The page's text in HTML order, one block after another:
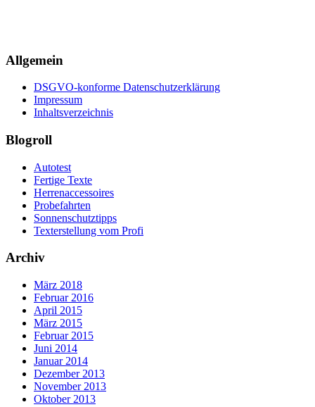
Allgemein
DSGVO-konforme Datenschutzerklärung
Impressum
Inhaltsverzeichnis
Blogroll
Autotest
Fertige Texte
Herrenaccessoires
Probefahrten
Sonnenschutztipps
Texterstellung vom Profi
Archiv
März 2018
Februar 2016
April 2015
März 2015
Februar 2015
Juni 2014
Januar 2014
Dezember 2013
November 2013
Oktober 2013